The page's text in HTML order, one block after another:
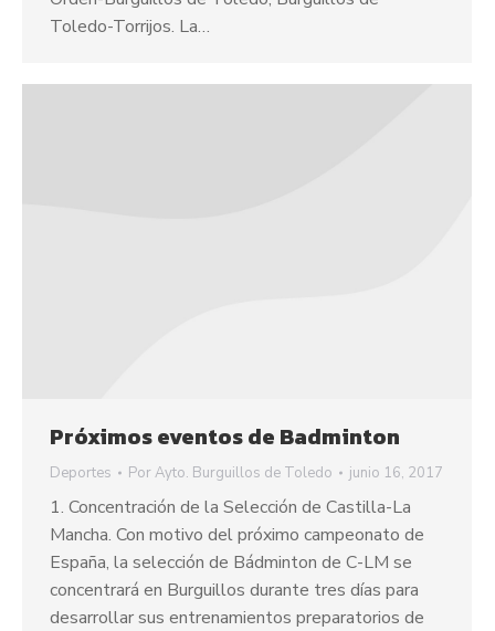
Toledo-Torrijos. La…
Próximos eventos de Badminton
Deportes PorAyto. Burguillos de Toledo junio 16, 2017
1. Concentración de la Selección de Castilla-La
Mancha. Con motivo del próximo campeonato de
España, la selección de Bádminton de C-LM se
concentrará en Burguillos durante tres días para
desarrollar sus entrenamientos preparatorios de